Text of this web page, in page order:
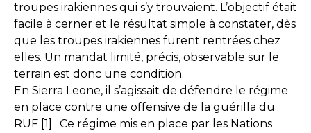
troupes irakiennes qui s’y trouvaient. L’objectif était
facile à cerner et le résultat simple à constater, dès
que les troupes irakiennes furent rentrées chez
elles. Un mandat limité, précis, observable sur le
terrain est donc une condition.
En Sierra Leone, il s’agissait de défendre le régime
en place contre une offensive de la guérilla du
RUF [1] . Ce régime mis en place par les Nations